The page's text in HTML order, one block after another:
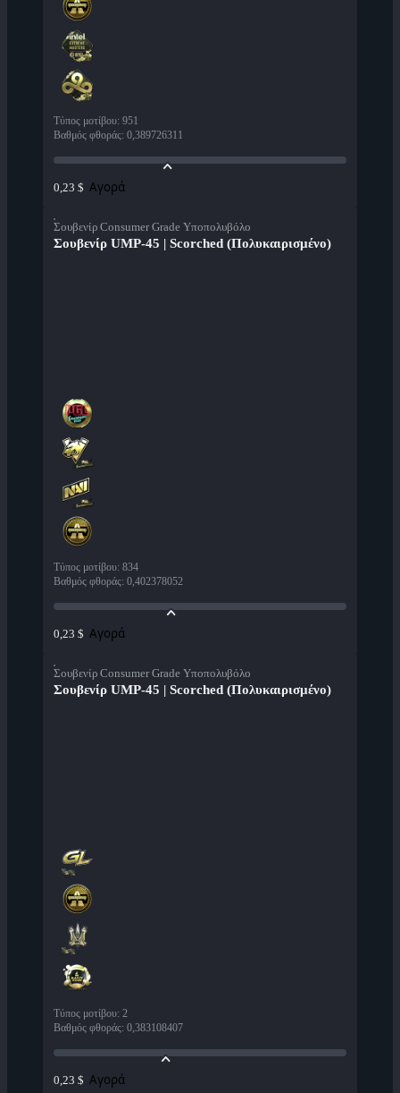
Τύπος μοτίβου: 951
Βαθμός φθοράς: 0,389726311
0,23 $ Αγορά
Σουβενίρ Consumer Grade Υποπολυβόλο
Σουβενίρ UMP-45 | Scorched (Πολυκαιρισμένο)
Τύπος μοτίβου: 834
Βαθμός φθοράς: 0,402378052
0,23 $ Αγορά
Σουβενίρ Consumer Grade Υποπολυβόλο
Σουβενίρ UMP-45 | Scorched (Πολυκαιρισμένο)
Τύπος μοτίβου: 2
Βαθμός φθοράς: 0,383108407
0,23 $ Αγορά